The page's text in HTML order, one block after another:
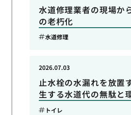
水道修理業者の現場か
の老朽化
水道修理
止水栓の水漏れを放置
生する水道代の無駄と
2026.07.03
トイレ